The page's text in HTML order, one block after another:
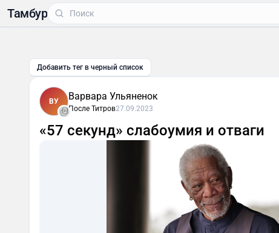
Тамбур
Добавить тег в черный список
ВУ Варвара Ульяненок
После Титров27.09.2023
«57 секунд» слабоумия и отваги